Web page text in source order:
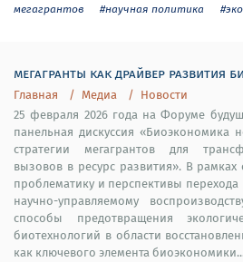
мегагрантов
#научная политика
мегагранты как драйвер развития
Главная Медиа
Новости
25 февраля 2026 года на Форуме
панельная дискуссия
стратегии мегагрантов для
вызовов в ресурс развития». В рамках
проблематику и перспективы
научно-управляемому
способы предотвращения
биотехнологий в области
как ключевого элемента